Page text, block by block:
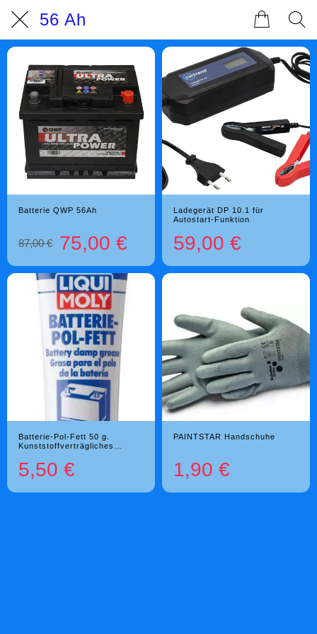
56 Ah
Batterie QWP 56Ah
87,00 € 75,00 €
Ladegerät DP 10.1 für
Autostart-Funktion
59,00 €
Batterie-Pol-Fett 50 g.
Kunststoffverträgliches
5,50 €
PAINTSTAR Handschuhe
1,90 €